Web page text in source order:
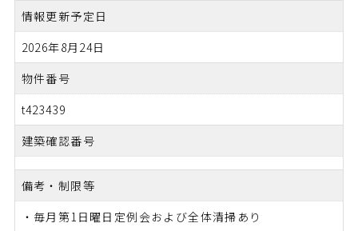
情報更新予定日
2026年8月24日
物件番号
t423439
建築確認番号
備考・制限等
・毎月第1日曜日定例会および全体清掃あり